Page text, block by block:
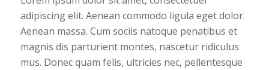
adipiscing elit. Aenean commodo ligula eget dolor.
Aenean massa. Cum sociis natoque penatibus et
magnis dis parturient montes, nascetur ridiculus
mus. Donec quam felis, ultricies nec, pellentesque